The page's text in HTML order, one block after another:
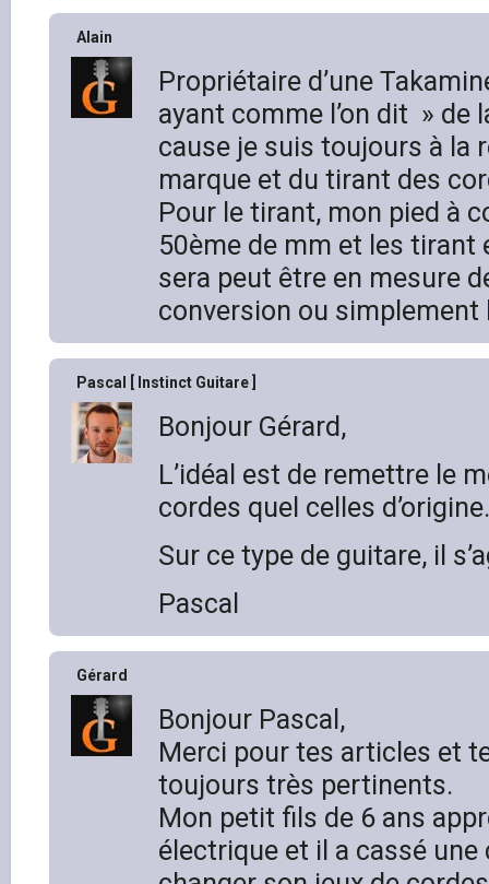
Alain
Propriétaire d’une
ayant comme l’on dit » de
cause je suis toujours à la
marque et du tirant des
Pour le tirant, mon pied à
50ème de mm et les tirant
sera peut être en mesure
conversion ou
Pascal [ Instinct Guitare ]
Bonjour Gérard,
L’idéal est de remettre le
cordes quel celles d’origine.
Sur ce type de guitare, il
Pascal
Gérard
Bonjour Pascal,
Merci pour tes articles et
toujours très pertinents.
Mon petit fils de 6 ans
électrique et il a cassé